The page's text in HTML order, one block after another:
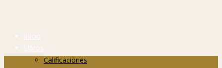
Inicio
Libros
Calificaciones